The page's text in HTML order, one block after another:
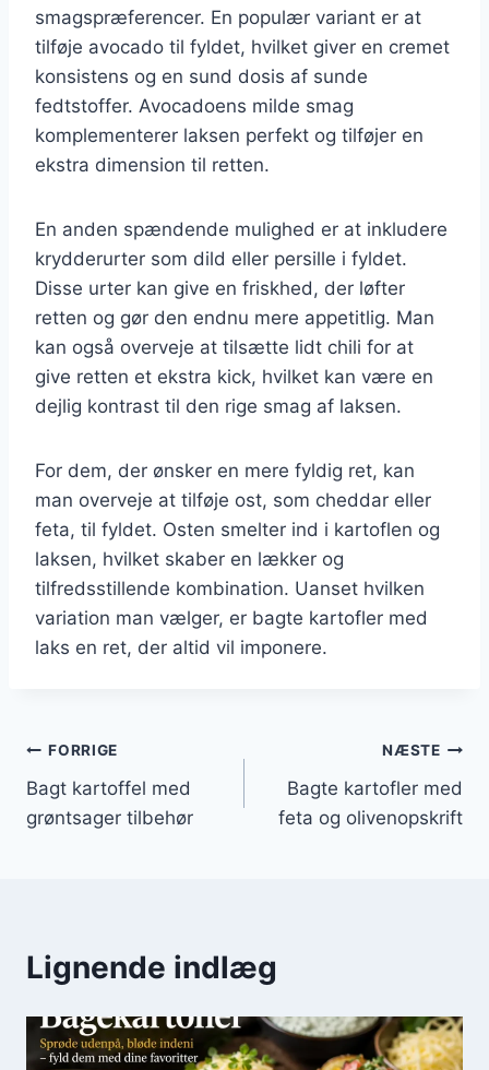
smagspræferencer. En populær variant er at
tilføje avocado til fyldet, hvilket giver en cremet
konsistens og en sund dosis af sunde
fedtstoffer. Avocadoens milde smag
komplementerer laksen perfekt og tilføjer en
ekstra dimension til retten.
En anden spændende mulighed er at inkludere
krydderurter som dild eller persille i fyldet.
Disse urter kan give en friskhed, der løfter
retten og gør den endnu mere appetitlig. Man
kan også overveje at tilsætte lidt chili for at
give retten et ekstra kick, hvilket kan være en
dejlig kontrast til den rige smag af laksen.
For dem, der ønsker en mere fyldig ret, kan
man overveje at tilføje ost, som cheddar eller
feta, til fyldet. Osten smelter ind i kartoflen og
laksen, hvilket skaber en lækker og
tilfredsstillende kombination. Uanset hvilken
variation man vælger, er bagte kartofler med
laks en ret, der altid vil imponere.
Indlægsnavigation
FORRIGE
Bagt kartoffel med
grøntsager tilbehør
NÆSTE
Bagte kartofler med
feta og olivenopskrift
Lignende indlæg